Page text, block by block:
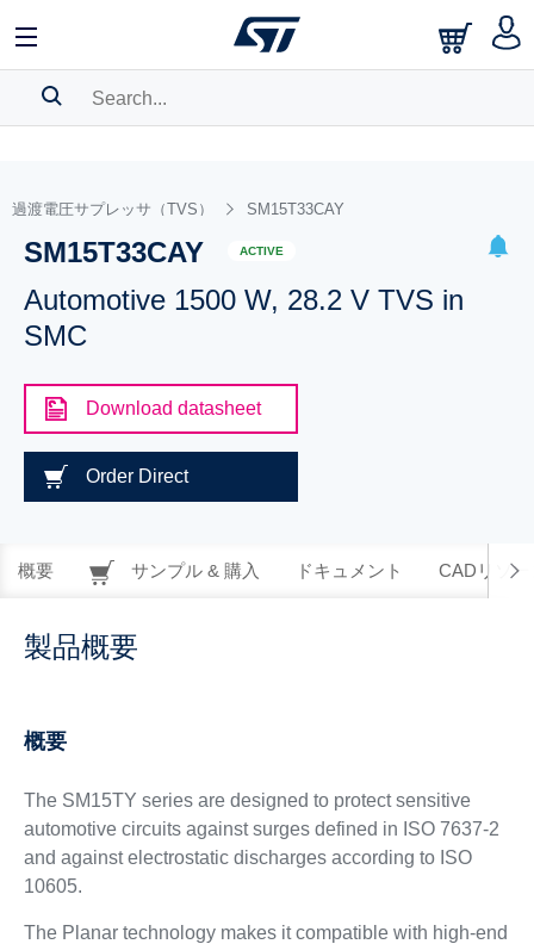
BOOKMARK
Pleaselog into show your saved searches.
過渡電圧サプレッサ（TVS） SM15T33CAY
SM15T33CAY ACTIVE
Automotive 1500 W, 28.2 V TVS in
SMC
Download datasheet
Order Direct
概要 サンプル & 購入 ドキュメント CADリソー
製品概要
概要
The SM15TY series are designed to protect sensitive
automotive circuits against surges defined in ISO 7637-2
and against electrostatic discharges according to ISO
10605.
The Planar technology makes it compatible with high-end